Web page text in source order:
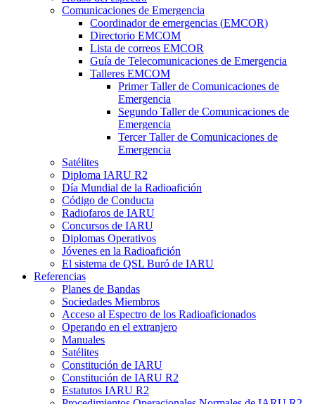
Comunicaciones de Emergencia
Coordinador de emergencias (EMCOR)
Directorio EMCOM
Lista de correos EMCOR
Guía de Telecomunicaciones de Emergencia
Talleres EMCOM
Primer Taller de Comunicaciones de
Emergencia
Segundo Taller de Comunicaciones de
Emergencia
Tercer Taller de Comunicaciones de
Emergencia
Satélites
Diploma IARU R2
Día Mundial de la Radioafición
Código de Conducta
Radiofaros de IARU
Concursos de IARU
Diplomas Operativos
Jóvenes en la Radioafición
El sistema de QSL Buró de IARU
Referencias
Planes de Bandas
Sociedades Miembros
Acceso al Espectro de los Radioaficionados
Operando en el extranjero
Manuales
Satélites
Constitución de IARU
Constitución de IARU R2
Estatutos IARU R2